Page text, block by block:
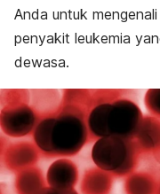
Anda untuk
penyakit leukemia
dewasa.